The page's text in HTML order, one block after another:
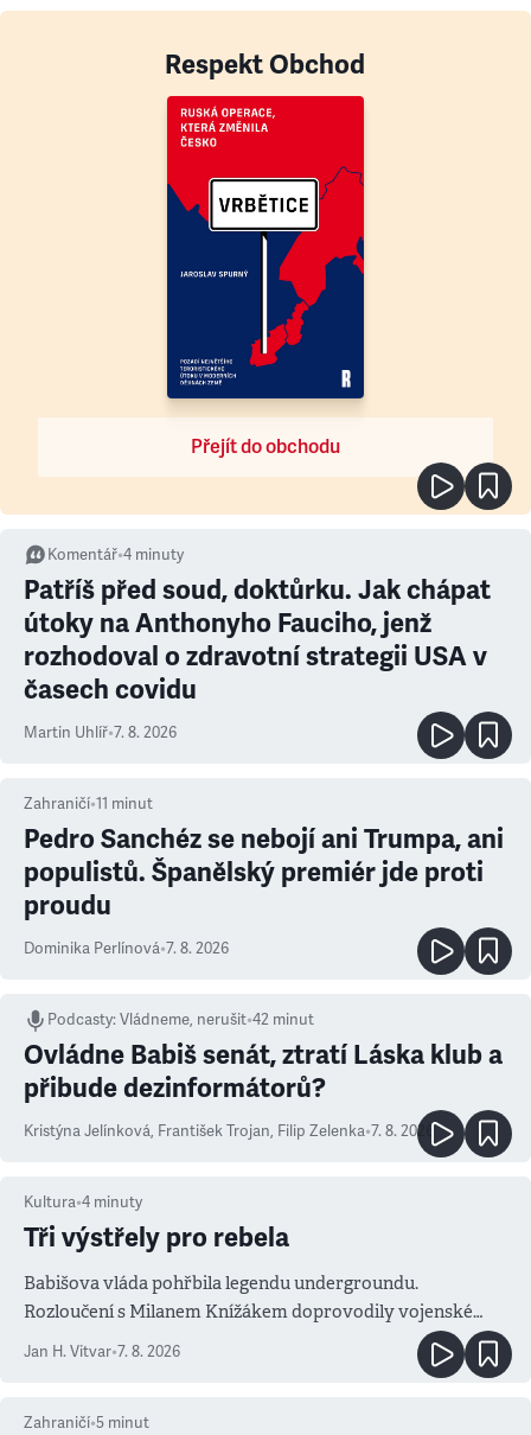
Respekt Obchod
Přejít do obchodu
Komentář•4 minuty
Patříš před soud, doktůrku. Jak chápat
útoky na Anthonyho Fauciho, jenž
rozhodoval o zdravotní strategii USA v
časech covidu
Martin Uhlíř•7. 8. 2026
Zahraničí•11 minut
Pedro Sanchéz se nebojí ani Trumpa, ani
populistů. Španělský premiér jde proti
proudu
Dominika Perlínová•7. 8. 2026
Podcasty:Vládneme, nerušit•42 minut
Ovládne Babiš senát, ztratí Láska klub a
přibude dezinformátorů?
Kristýna Jelínková, František Trojan, Filip Zelenka•7. 8. 2026
Kultura•4 minuty
Tři výstřely pro rebela
Babišova vláda pohřbila legendu undergroundu.
Rozloučení s Milanem Knížákem doprovodily vojenské
salvy i kritika pokrokářů
Jan H. Vitvar•7. 8. 2026
Zahraničí•5 minut